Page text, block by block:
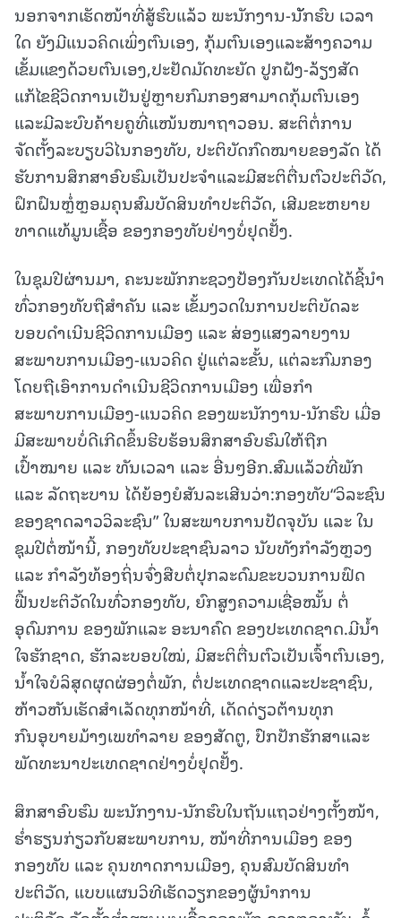
ນອກຈາກເຮັດໜ້າທີ່ສູ້ຮົບແລ້ວ ພະນັກງານ-ນັັກຮົບ ເວລາ
ໃດ ຍັງມີແນວຄິດເພິ່ງຕົນເອງ, ກຸ້ມຕົນເອງແລະສ້າງຄວາມ
ເຂັ້ມແຂງດ້ວຍຕົນເອງ,ປະຢັດມັດທະຍັດ ປູກຝັງ-ລ້ຽງສັດ
ແກ້ໄຂຊີວິດການເປັນຢູ່ຫຼາຍກົມກອງສາມາດກຸ້ມຕົນເອງ
ແລະມີລະບົບຄ້າຍຄູທີ່ແໜ້ນໜາຖາວອນ. ສະຕິຕໍ່ການ
ຈັດຕັ້ງລະບຽບວິໄນກອງທັບ, ປະຕິບັດກົດໝາຍຂອງລັດ ໄດ້
ຮັບການສຶກສາອົບຮົມເປັນປະຈຳແລະມີສະຕິຕື່ນຕົວປະຕິວັດ,
ຝຶກຝົນຫຼໍ່ຫຼອມຄຸນສົມບັດສິນທຳປະຕິວັດ, ເສີມຂະຫຍາຍ
ທາດແທ້ມູນເຊື້ອ ຂອງກອງທັບຢ່າງບໍ່ຢຸດຢັ້ງ.
ໃນຊຸມປີຜ່ານມາ, ຄະນະພັກກະຊວງປ້ອງກັນປະເທດໄດ້ຊີ້ນໍາ
ທົ່ວກອງທັບຖືສໍາຄັນ ແລະ ເຂັ້ມງວດໃນການປະຕິບັດລະ
ບອບດໍາເນີນຊີວິດການເມືອງ ແລະ ສ່ອງແສງລາຍງານ
ສະພາບການເມືອງ-ແນວຄິດ ຢູ່ແຕ່ລະຂັ້ນ, ແຕ່ລະກົມກອງ
ໂດຍຖືເອົາການດຳເນີນຊີວິດການເມືອງ ເພື່ອກຳ
ສະພາບການເມືອງ-ແນວຄິດ ຂອງພະນັກງານ-ນັກຮົບ ເມື່ອ
ມີສະພາບບໍ່ດີເກີດຂຶ້ນຮີບຮ້ອນສຶກສາອົບຮົມໃຫ້ຖືກ
ເປົ້າໝາຍ ແລະ ທັນເວລາ ແລະ ອື່ນໆອີກ.ສົມແລ້ວທີ່ພັກ
ແລະ ລັດຖະບານ ໄດ້ຍ້ອງຍໍສັນລະເສີນວ່າ:ກອງທັບ“ວິລະຊົນ
ຂອງຊາດລາວວິລະຊົນ” ໃນສະພາບການປັດຈຸບັນ ແລະ ໃນ
ຊຸມປີຕໍ່ໜ້ານີ້, ກອງທັບປະຊາຊົນລາວ ນັບທັງກຳລັງຫຼວງ
ແລະ ກຳລັງທ້ອງຖິ່ນຈົ່ງສືບຕໍ່ປຸກລະດົມຂະບວນການຟົດ
ຟື້ນປະຕິວັດໃນທົ່ວກອງທັບ, ຍົກສູງຄວາມເຊື່ອໝັ້ນ ຕໍ່
ອຸດົມການ ຂອງພັກແລະ ອະນາຄົດ ຂອງປະເທດຊາດ.ມີນ້ຳ
ໃຈຮັກຊາດ, ຮັກລະບອບໃໝ່, ມີສະຕິຕື່ນຕົວເປັນເຈົ້າຕົນເອງ,
ນ້ຳໃຈບໍລິສຸດຜຸດຜ່ອງຕໍ່ພັກ, ຕໍ່ປະເທດຊາດແລະປະຊາຊົນ,
ຫ້າວຫັນເຮັດສຳເລັດທຸກໜ້າທີ່, ເດັດດ່ຽວຕ້ານທຸກ
ກົນອຸບາຍມ້າງເພທຳລາຍ ຂອງສັດຕູ, ປົກປັກຮັກສາແລະ
ພັດທະນາປະເທດຊາດຢ່າງບໍ່ຢຸດຢັ້ງ.
ສຶກສາອົບຮົມ ພະນັກງານ-ນັກຮົບໃນຖັນແຖວຢ່າງຕັ້ງໜ້າ,
ຮໍ່າຮຽນກ່ຽວກັບສະພາບການ, ໜ້າທີ່ການເມືອງ ຂອງ
ກອງທັບ ແລະ ຄຸນທາດການເມືອງ, ຄຸນສົມບັດສິນທໍາ
ປະຕິວັດ, ແບບແຜນວິທີເຮັດວຽກຂອງຜູ້ນຳການ